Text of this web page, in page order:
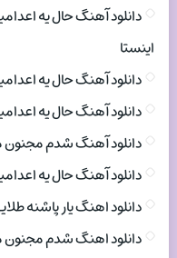
دانلود آهنگ حال یه
اینستا
دانلود آهنگ حال یه
دانلود آهنگ حال یه
دانلود آهنگ شدم
دانلود آهنگ حال یه
دانلود اهنگ یار پاشنه
دانلود اهنگ شدم